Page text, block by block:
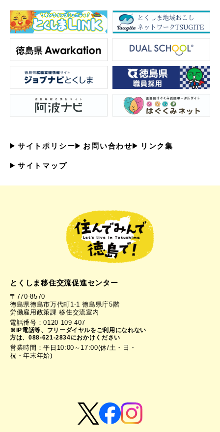
サイトポリシー お問い合わせ リンク集
サイトマップ
とくしま移住交流促進センター
〒770-8570
徳島県徳島市万代町1-1 徳島県庁5階
労働雇用政策課 移住交流室内
電話番号：0120-109-407
※IP電話等、フリーダイヤルをご利用になれない
方は、088-621-2834におかけください
営業時間：平日10:00～17:00(休/土・日・
祝・年末年始)